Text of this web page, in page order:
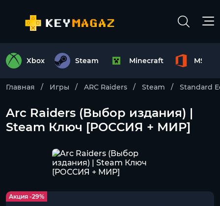
Xbox Steam Minecraft MS
Главная Игры ARC Raiders Steam Standard
Arc Raiders (Выбор издания) |
Steam Ключ [РОССИЯ + МИР]
Акция -29%